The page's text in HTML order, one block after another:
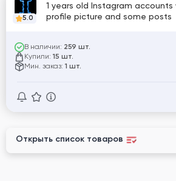
5.0
1 years old Instagram
profile picture and some posts
В наличии: 259 шт.
Купили: 15 шт.
Мин. заказ: 1 шт.
Открыть список товаров